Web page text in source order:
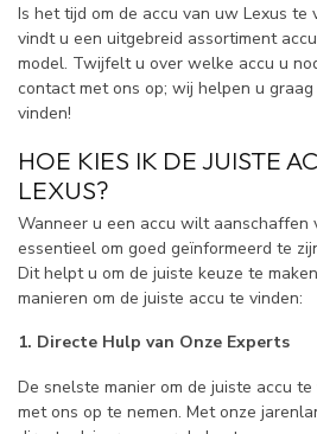
Is het tijd om de accu van uw Lexus te
vindt u een uitgebreid assortiment
model. Twijfelt u over welke accu u
contact met ons op; wij helpen u
vinden!
HOE KIES IK DE JUISTE
LEXUS?
Wanneer u een accu wilt aanschaffen
essentieel om goed geïnformeerd te
Dit helpt u om de juiste keuze te
manieren om de juiste accu te vinden:
1. Directe Hulp van Onze Experts
De snelste manier om de juiste accu
met ons op te nemen. Met onze